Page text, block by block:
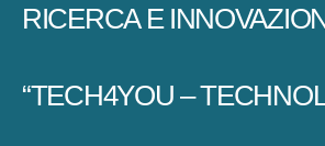
RICERCA E
“TECH4YOU –